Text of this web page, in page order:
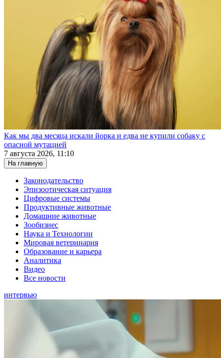
Как мы два месяца искали йорка и едва не купили собаку с
опасной мутацией
7 августа 2026, 11:10
На главную
Законодательство
Эпизоотическая ситуация
Цифровые системы
Продуктивные животные
Домашние животные
Зообизнес
Наука и Технологии
Мировая ветеринария
Образование и карьера
Аналитика
Видео
Все новости
интервью